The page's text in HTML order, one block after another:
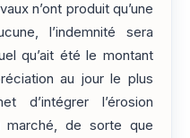
n’ont produit qu’une
l’indemnité sera
qu’ait été le montant
au jour le plus
d’intégrer l’érosion
marché, de sorte que